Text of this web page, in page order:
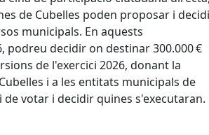
de Cubelles poden proposar i
municipals. En aquests
podreu decidir on destinar 300.000 €
de l'exercici 2026, donant la
i a les entitats municipals de
votar i decidir quines s'executaran.